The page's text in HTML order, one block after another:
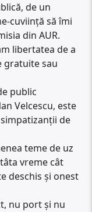
de un
cuviință să îmi
din AUR.
libertatea de a
gratuite sau
public
Velcescu, este
de
teme de uz
vreme cât
deschis și onest
nu port și nu